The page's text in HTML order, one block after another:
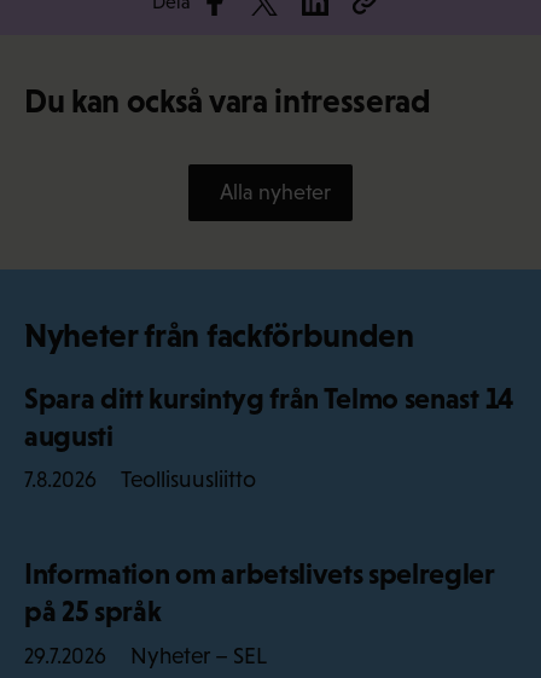
Du kan också vara intresserad
Alla nyheter
Nyheter från fackförbunden
Spara ditt kursintyg från Telmo senast 14
augusti
7.8.2026 Teollisuusliitto
Information om arbetslivets spelregler
på 25 språk
29.7.2026 Nyheter – SEL